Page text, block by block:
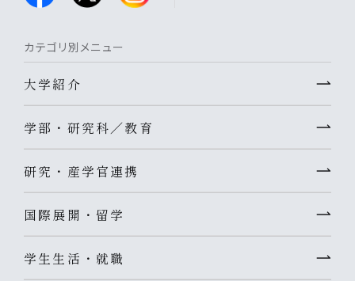
カテゴリ別メニュー
大学紹介
学部・研究科／教育
研究・産学官連携
国際展開・留学
学生生活・就職